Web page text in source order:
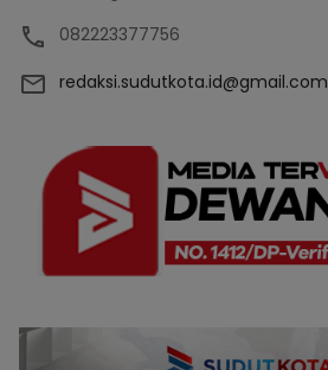
082223377756
redaksi.sudutkota.id@gmail.com